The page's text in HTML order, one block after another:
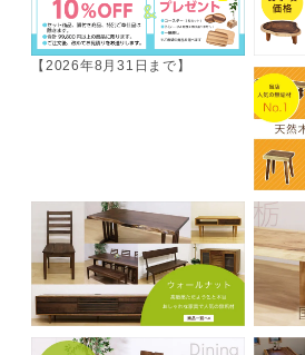
【2026年8月31日まで】